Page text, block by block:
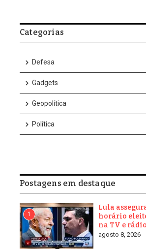
Editorial
Related Posts
REVIRAVOLTA: Cleitinho
candidatura ao gove ...
agosto 8, 2026
PSDB
fevereiro 4,
Categorias
Defesa
Gadgets
Geopolítica
Política
Postagens em destaque
1
Lula
horário
na TV e rádio
agosto 8, 2026